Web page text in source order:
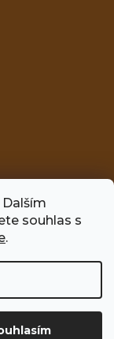
souhlas s
.
Upravit